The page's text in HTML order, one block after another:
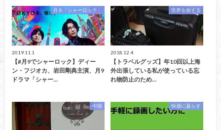
月９「シャーロック」
2019.11.1
【#月9でシャーロック】ディー
ン・フジオカ、岩田剛典主演、月9
ドラマ「シャー…
世界を旅する
2018.12.4
【トラベルグッズ】年10回以上海
外出張している私が使っている忘
れ物防止のため…
中国 快適に暮らす